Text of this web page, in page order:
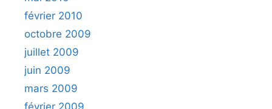
février 2010
octobre 2009
juillet 2009
juin 2009
mars 2009